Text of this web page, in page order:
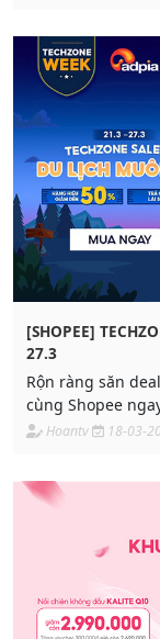
[SHOPEE]
27.3
Rộn ràng săn
cùng Shopee
đẩy số ngay!
Hoantv 18-03-